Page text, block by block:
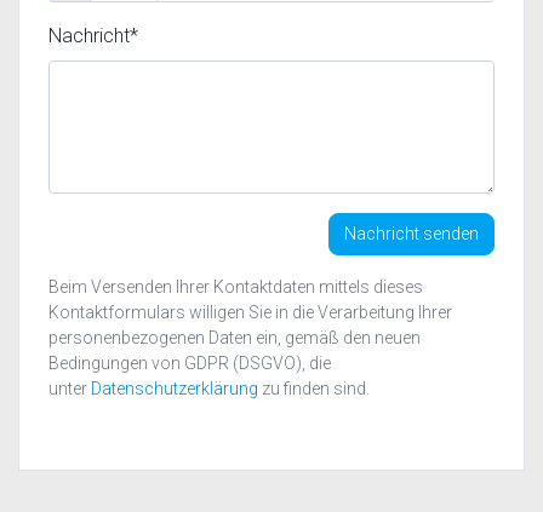
Nachricht*
Nachricht senden
Beim Versenden Ihrer Kontaktdaten mittels dieses
Kontaktformulars willigen Sie in die Verarbeitung Ihrer
personenbezogenen Daten ein, gemäß den neuen
Bedingungen von GDPR (DSGVO), die
unter Datenschutzerklärung zu finden sind.